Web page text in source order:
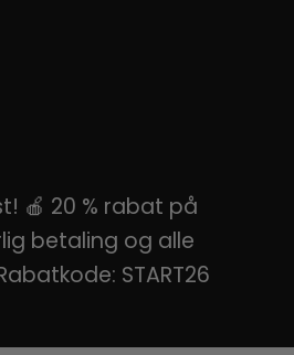
🍎 20 % rabat på
betaling og alle
START26